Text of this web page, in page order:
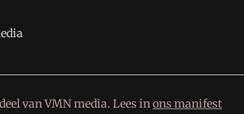
van VMN media. Lees inons manifest